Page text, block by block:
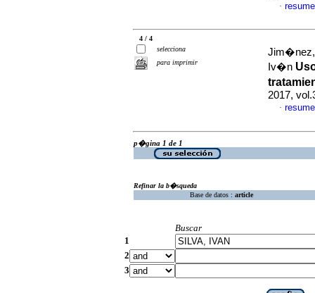
·
4 / 4
selecciona
para imprimir
Jim�nez,
Iv�n
2017,
·
p�gina 1 de 1
Refinar la b�squeda
Base de datos : article
Buscar
1
2
3